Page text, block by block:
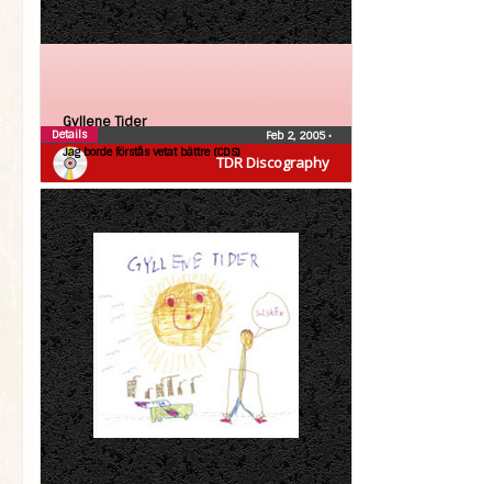
TDR Discography
Gyllene Tider
Jag borde förstås vetat bättre (CDS)
Feb 2, 2005•
Details